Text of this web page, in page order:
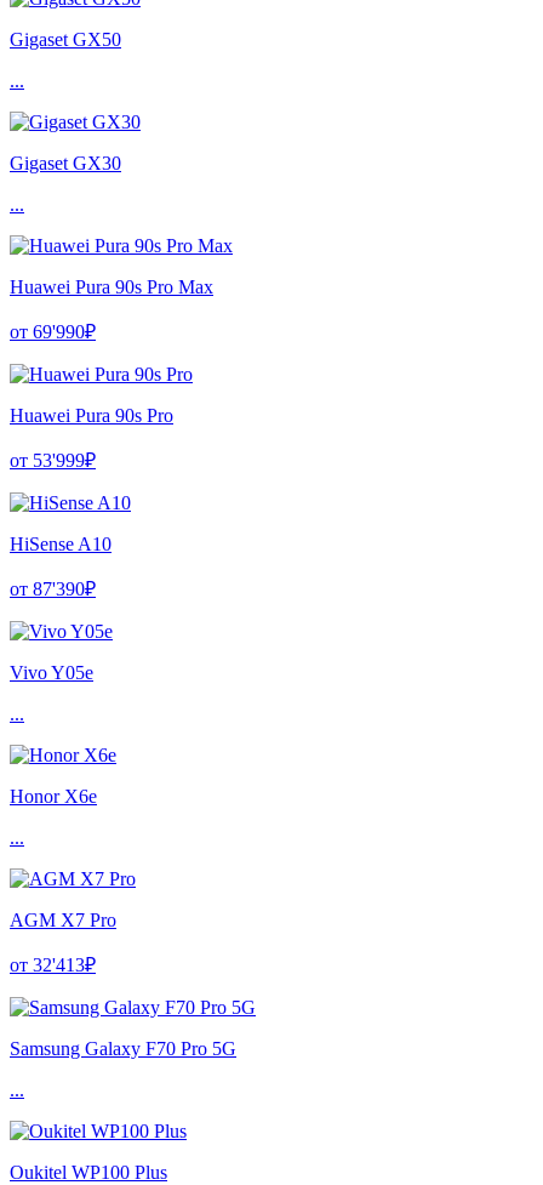
Gigaset GX50
...
Gigaset GX30
...
Huawei Pura 90s Pro Max
от 69'990₽
Huawei Pura 90s Pro
от 53'999₽
HiSense A10
от 87'390₽
Vivo Y05e
...
Honor X6e
...
AGM X7 Pro
от 32'413₽
Samsung Galaxy F70 Pro 5G
...
Oukitel WP100 Plus